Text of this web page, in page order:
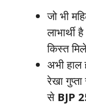
जो भी
लाभार्थी
किस्त
अभी हाल
रेखा
से BJP